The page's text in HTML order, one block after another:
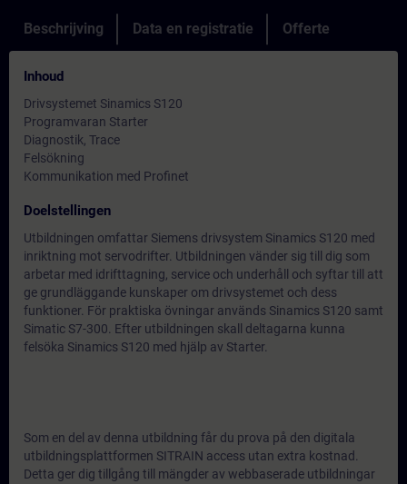
Beschrijving Data en registratie Offerte
Inhoud
Drivsystemet Sinamics S120
Programvaran Starter
Diagnostik, Trace
Felsökning
Kommunikation med Profinet
Doelstellingen
Utbildningen omfattar Siemens drivsystem Sinamics S120 med
inriktning mot servodrifter. Utbildningen vänder sig till dig som
arbetar med idrifttagning, service och underhåll och syftar till att
ge grundläggande kunskaper om drivsystemet och dess
funktioner. För praktiska övningar används Sinamics S120 samt
Simatic S7-300. Efter utbildningen skall deltagarna kunna
felsöka Sinamics S120 med hjälp av Starter.
Som en del av denna utbildning får du prova på den digitala
utbildningsplattformen SITRAIN access utan extra kostnad.
Detta ger dig tillgång till mängder av webbaserade utbildningar